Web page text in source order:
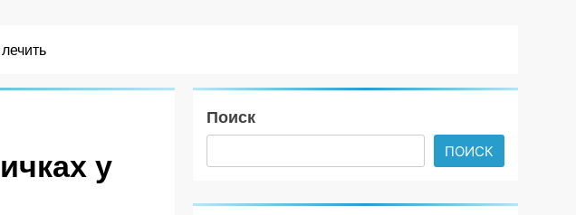
у
Поиск
ПОИСК